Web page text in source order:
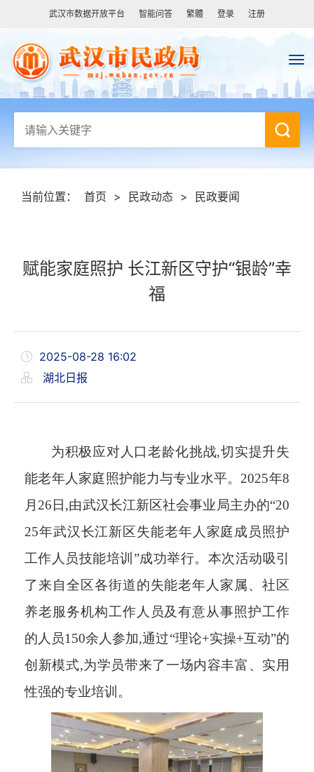
武汉市数据开放平台 智能问答 繁體 登录 注册
当前位置： 首页 > 民政动态 > 民政要闻
赋能家庭照护 长江新区守护“银龄”幸
福
2025-08-28 16:02
湖北日报
为积极应对人口老龄化挑战,切实提升失
能老年人家庭照护能力与专业水平。2025年8
月26日,由武汉长江新区社会事业局主办的“20
25年武汉长江新区失能老年人家庭成员照护
工作人员技能培训”成功举行。本次活动吸引
了来自全区各街道的失能老年人家属、社区
养老服务机构工作人员及有意从事照护工作
的人员150余人参加,通过“理论+实操+互动”的
创新模式,为学员带来了一场内容丰富、实用
性强的专业培训。